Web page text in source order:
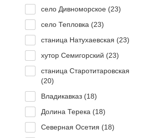
село Дивноморское (23)
село Тепловка (23)
станица Натухаевская (23)
хутор Семигорский (23)
станица Старотитаровская
(20)
Владикавказ (18)
Долина Терека (18)
Северная Осетия (18)